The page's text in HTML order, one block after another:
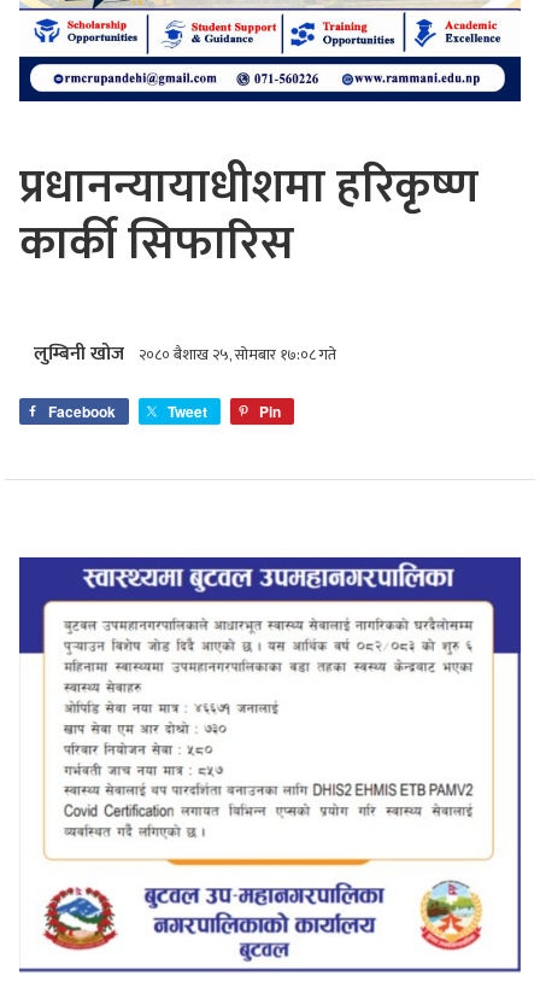
प्रधानन्यायाधीशमा हरिकृष्ण
कार्की सिफारिस
लुम्बिनी खोज २०८० बैशाख २५, सोमबार १७:०८ गते
Facebook Tweet Pin